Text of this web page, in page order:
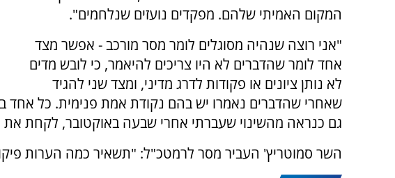
המקום האמיתי שלהם. מפקדים נועזים שנלחמים".
"אני רוצה שנהיה מסוגלים לומר מסר מורכב - אפשר מצד
אחד לומר שהדברים לא היו צריכים להיאמר, כי לובש מדים
לא נותן ציונים או פקודות לדרג מדיני, ומצד שני להגיד
שאחרי שהדברים נאמרו יש בהם נקודת אמת פנימית. כל אחד
גם כנראה מהשינוי שעברתי אחרי שבעה באוקטובר, לקחת את
השר סמוטריץ' העביר מסר לרמטכ"ל: "תשאיר כמה הערות